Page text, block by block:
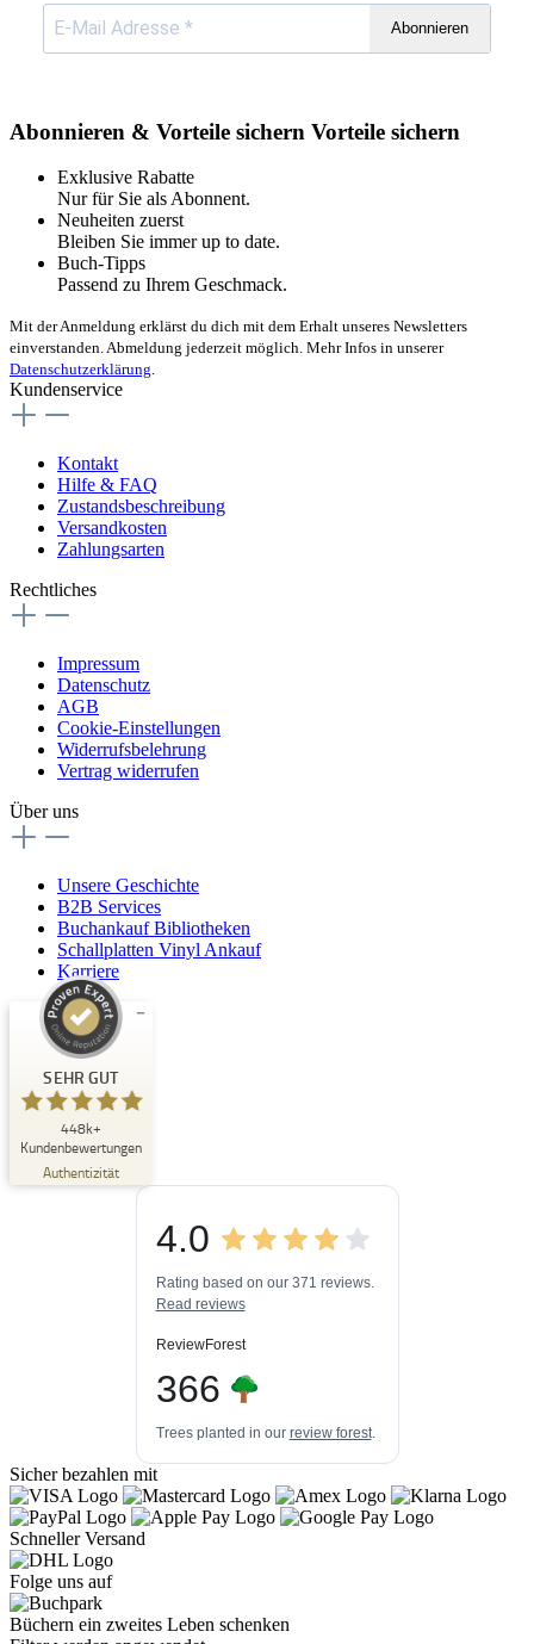
Abonnieren
Abonnieren & Vorteile sichern Vorteile sichern
Exklusive Rabatte
Nur für Sie als Abonnent.
Neuheiten zuerst
Bleiben Sie immer up to date.
Buch-Tipps
Passend zu Ihrem Geschmack.
Mit der Anmeldung erklärst du dich mit dem Erhalt unseres Newsletters
einverstanden. Abmeldung jederzeit möglich. Mehr Infos in unserer
Datenschutzerklärung.
Kundenservice
Kontakt
Hilfe & FAQ
Zustandsbeschreibung
Versandkosten
Zahlungsarten
Rechtliches
Impressum
Datenschutz
AGB
Cookie-Einstellungen
Widerrufsbelehrung
Vertrag widerrufen
Über uns
Unsere Geschichte
B2B Services
Buchankauf Bibliotheken
Schallplatten Vinyl Ankauf
Karriere
SEHR GUT
448k+
Kundenbewertungen
Authentizität
Kundenbewertungen und Erfahrungen zu
SEHR GUT
4,84
/
5,00
3
ProvenExpert.com
Blick aufs ProvenExpert-Profil werfen
06.08.2026
4.0
Rating based on our 371 reviews.
Read reviews
ReviewForest
366
Trees planted in our review forest.
Sicher bezahlen mit
Schneller Versand
Folge uns auf
Büchern ein zweites Leben schenken